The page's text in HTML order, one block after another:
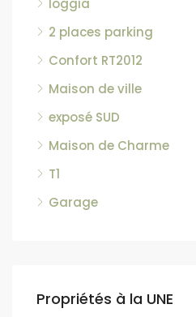
loggia
2 places parking
Confort RT2012
Maison de ville
exposé SUD
Maison de Charme
T1
Garage
Propriétés à la UNE